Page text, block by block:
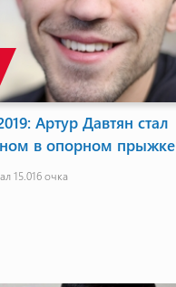
Артур Давтян стал
в опорном прыжке
15.016 очка